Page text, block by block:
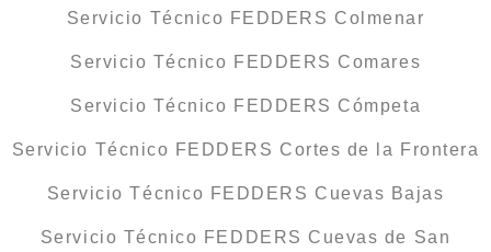
Servicio Técnico FEDDERS Colmenar
Servicio Técnico FEDDERS Comares
Servicio Técnico FEDDERS Cómpeta
Servicio Técnico FEDDERS Cortes de la Frontera
Servicio Técnico FEDDERS Cuevas Bajas
Servicio Técnico FEDDERS Cuevas de San